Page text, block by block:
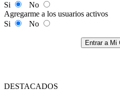
Si
No
Agregarme a los usuarios activos
Si
No
Entrar a Mi
DESTACADOS